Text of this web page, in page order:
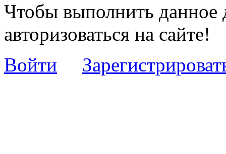
Чтобы выполнить данное
авторизоваться на сайте!
Войти